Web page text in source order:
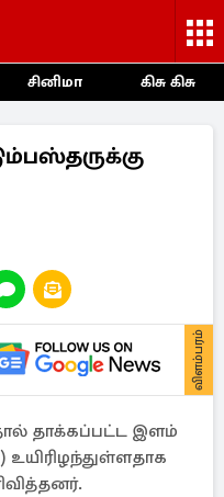
சினிமா கிசு கிசு
விளம்பரம்
தாக்கப்பட்ட இளம்
உயிரிழந்துள்ளதாக